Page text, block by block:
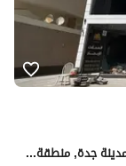
محل للإيجار في شارع امنه بنت وهب, حي المحمدية, مدينة جدة, منطقة مكة المكرمة